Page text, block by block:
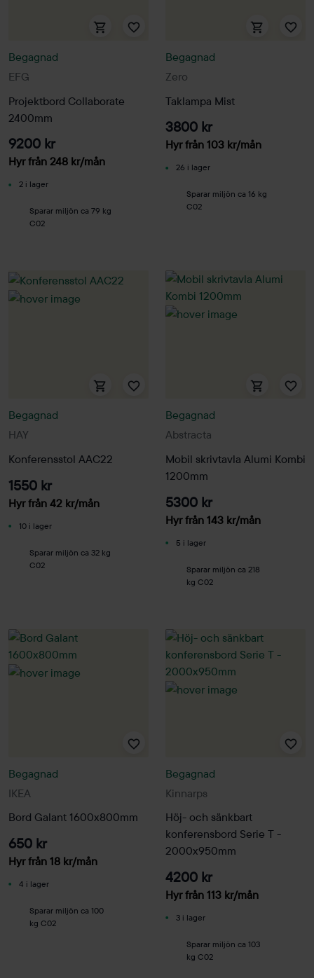
EFG
Begagnad
Projektbord Collaborate
2400mm
9200 kr
Hyr från 248 kr/mån
2 i lager
Sparar miljön ca 79 kg
C02
Zero
Begagnad
Taklampa Mist
3800 kr
Hyr från 103 kr/mån
26 i lager
Sparar miljön ca 16 kg
C02
HAY
Begagnad
Konferensstol AAC22
1550 kr
Hyr från 42 kr/mån
10 i lager
Sparar miljön ca 32 kg
C02
Abstracta
Begagnad
Mobil skrivtavla Alumi Kombi
1200mm
5300 kr
Hyr från 143 kr/mån
5 i lager
Sparar miljön ca 218
kg C02
IKEA
Begagnad
Bord Galant 1600x800mm
650 kr
Hyr från 18 kr/mån
4 i lager
Sparar miljön ca 100
kg C02
Kinnarps
Begagnad
Höj- och sänkbart
konferensbord Serie T -
2000x950mm
4200 kr
Hyr från 113 kr/mån
3 i lager
Sparar miljön ca 103
kg C02